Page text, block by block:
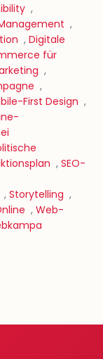
,
,
, Digitale
für
,
,
First Design ,
, SEO-
, Storytelling ,
, Web-